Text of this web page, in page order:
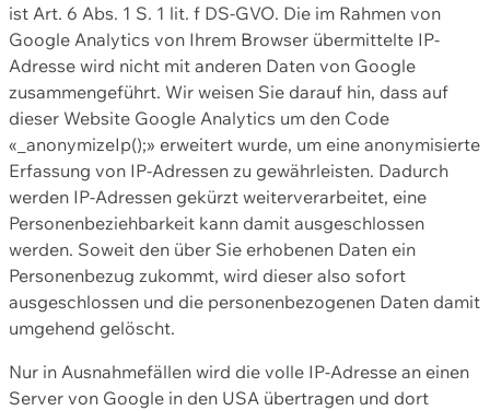
ist Art. 6 Abs. 1 S. 1 lit. f DS-GVO. Die im Rahmen von
Google Analytics von Ihrem Browser übermittelte IP-
Adresse wird nicht mit anderen Daten von Google
zusammengeführt. Wir weisen Sie darauf hin, dass auf
dieser Website Google Analytics um den Code
«_anonymizeIp();» erweitert wurde, um eine anonymisierte
Erfassung von IP-Adressen zu gewährleisten. Dadurch
werden IP-Adressen gekürzt weiterverarbeitet, eine
Personenbeziehbarkeit kann damit ausgeschlossen
werden. Soweit den über Sie erhobenen Daten ein
Personenbezug zukommt, wird dieser also sofort
ausgeschlossen und die personenbezogenen Daten damit
umgehend gelöscht.
Nur in Ausnahmefällen wird die volle IP-Adresse an einen
Server von Google in den USA übertragen und dort